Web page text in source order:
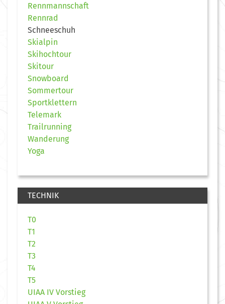
Rennmannschaft
Rennrad
Schneeschuh
Skialpin
Skihochtour
Skitour
Snowboard
Sommertour
Sportklettern
Telemark
Trailrunning
Wanderung
Yoga
TECHNIK
T0
T1
T2
T3
T4
T5
UIAA IV Vorstieg